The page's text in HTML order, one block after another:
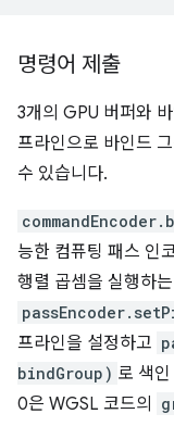
명령어 제출
3개의 GPU 버퍼와
프라인으로 바인드
수 있습니다.
능한 컴퓨팅 패스 인
행렬 곱셈을 실행하
프라인을 설정하고
bindGroup) 로 색
0은 WGSL 코드의